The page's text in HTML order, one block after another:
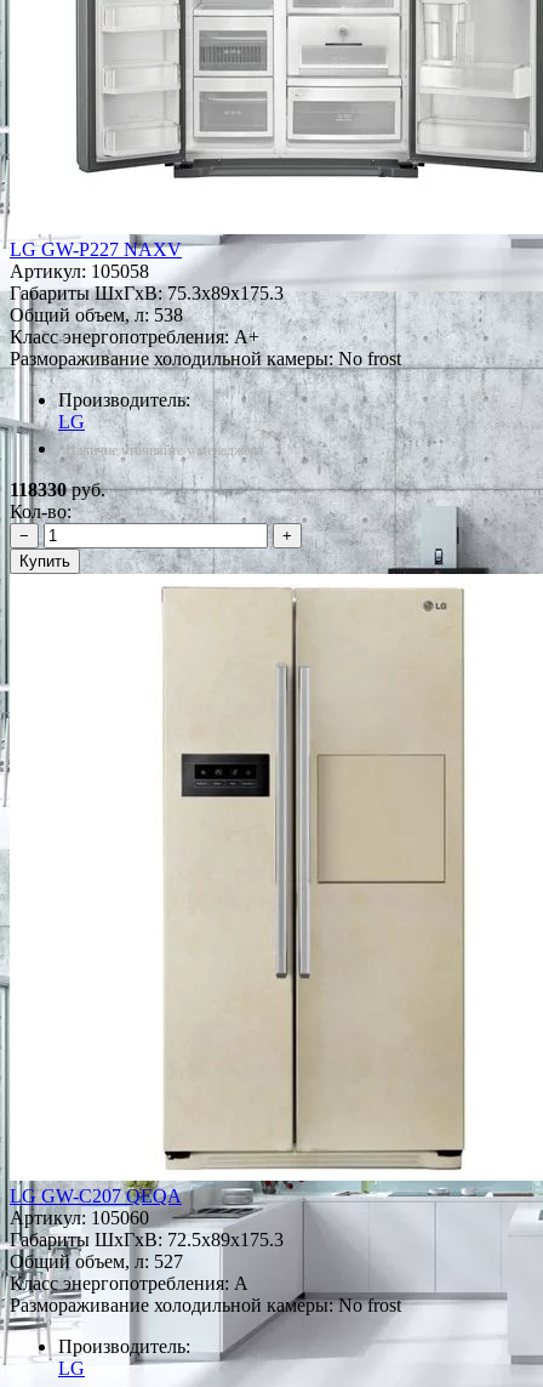
LG GW-P227 NAXV
Артикул: 105058
Габариты ШxГxВ: 75.3x89x175.3
Общий объем, л: 538
Класс энергопотребления: A+
Размораживание холодильной камеры: No frost
Производитель:
LG
*Наличие уточняйте у менеджера
118330руб.
Кол-во:
−
+
Купить
LG GW-C207 QEQA
Артикул: 105060
Габариты ШxГxВ: 72.5x89x175.3
Общий объем, л: 527
Класс энергопотребления: A
Размораживание холодильной камеры: No frost
Производитель:
LG